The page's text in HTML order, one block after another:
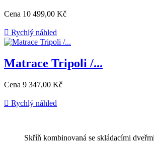
Cena 10 499,00 Kč
 Rychlý náhled
Matrace Tripoli /...
Cena 9 347,00 Kč
 Rychlý náhled
Skříň kombinovaná se skládacími dveřmi